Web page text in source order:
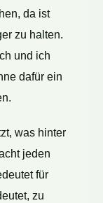
da ist
zu halten.
und ich
dafür ein
was hinter
jeden
für
zu